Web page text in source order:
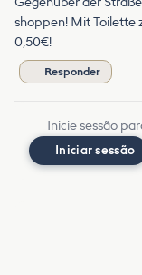
shoppen! Mit Toilette
0,50€!
Responder
Inicie sessão
Iniciar sessão